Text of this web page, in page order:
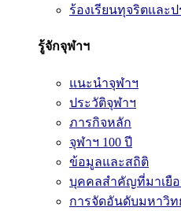
ร้องเรียนทุจริตและ
รู้จักจุฬาฯ
แนะนำจุฬาฯ
ประวัติจุฬาฯ
ภารกิจหลัก
จุฬาฯ 100 ปี
ข้อมูลและสถิติ
บุคคลสำคัญที่มาเยื
การจัดอันดับมหาวิท